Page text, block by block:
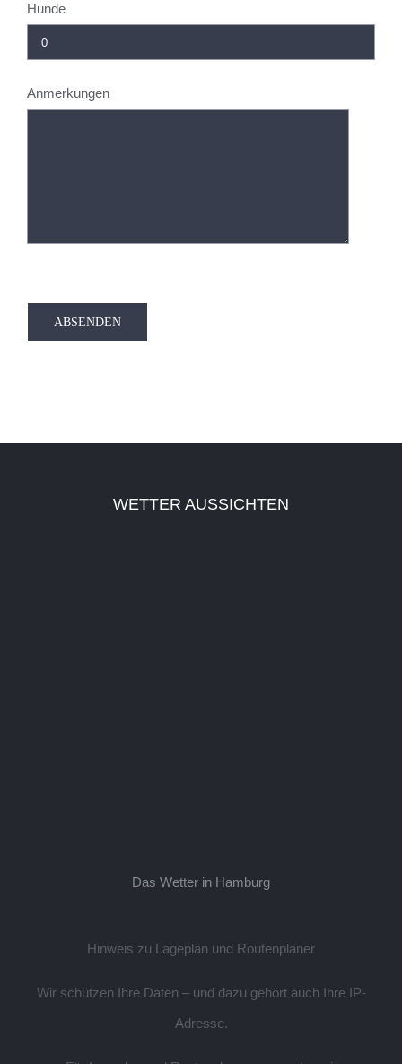
Hunde
Anmerkungen
WETTER AUSSICHTEN
Das Wetter in Hamburg
Hinweis zu Lageplan und Routenplaner
Wir schützen Ihre Daten – und dazu gehört auch Ihre IP-
Adresse.